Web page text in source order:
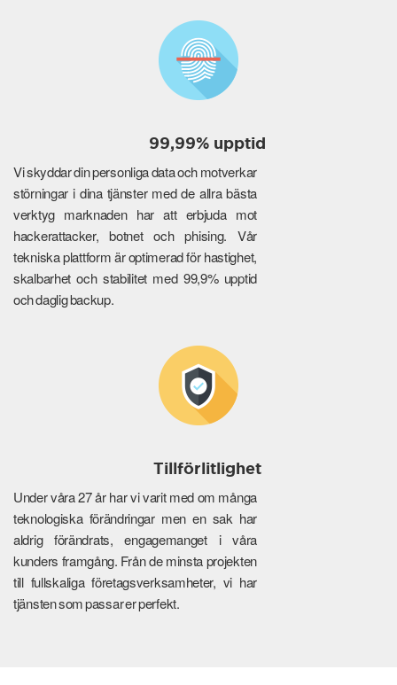
99,99% upptid
Vi skyddar din personliga data och motverkar
störningar i dina tjänster med de allra bästa
verktyg marknaden har att erbjuda mot
hackerattacker, botnet och phising. Vår
tekniska plattform är optimerad för hastighet,
skalbarhet och stabilitet med 99,9% upptid
och daglig backup.
Tillförlitlighet
Under våra 27 år har vi varit med om många
teknologiska förändringar men en sak har
aldrig förändrats, engagemanget i våra
kunders framgång. Från de minsta projekten
till fullskaliga företagsverksamheter, vi har
tjänsten som passar er perfekt.